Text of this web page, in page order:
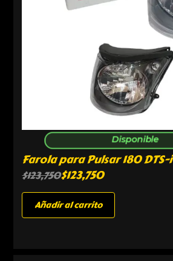
Disponible
Farola para Pulsar 180 DTS-i
$123,750$123,750
Añadir al carrito